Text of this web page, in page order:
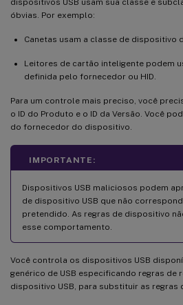
óbvias. Por exemplo:
Canetas usam a classe de dispositivo
Leitores de cartão inteligente podem
definida pelo fornecedor ou HID.
Para um controle mais preciso, você
o ID do Produto e o ID da Versão. Você
do fornecedor do dispositivo.
IMPORTANTE:
Dispositivos USB maliciosos podem
de dispositivo USB que não
pretendido. As regras de dispositivo
esse comportamento.
Você controla os dispositivos USB
genérico de USB especificando regras de
dispositivo USB, para substituir as regras